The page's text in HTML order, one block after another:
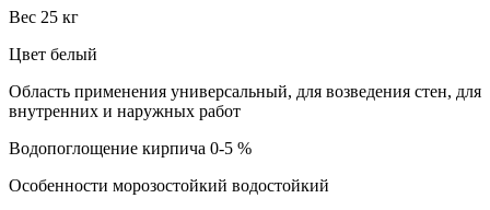
Вес 25 кг
Цвет белый
Область применения универсальный, для возведения стен, для
внутренних и наружных работ
Водопоглощение кирпича 0-5 %
Особенности морозостойкий водостойкий